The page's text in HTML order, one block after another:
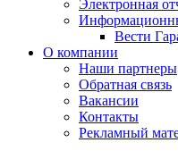
Электронная
Вести
О компании
Наши партнеры
Обратная связь
Вакансии
Контакты
Рекламный